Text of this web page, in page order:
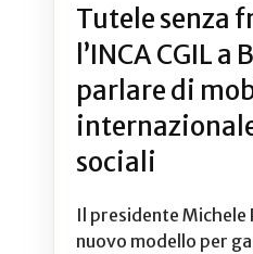
Tutele senza
l’INCA CGIL
parlare di
sociali
Il presidente Michele
nuovo modello per